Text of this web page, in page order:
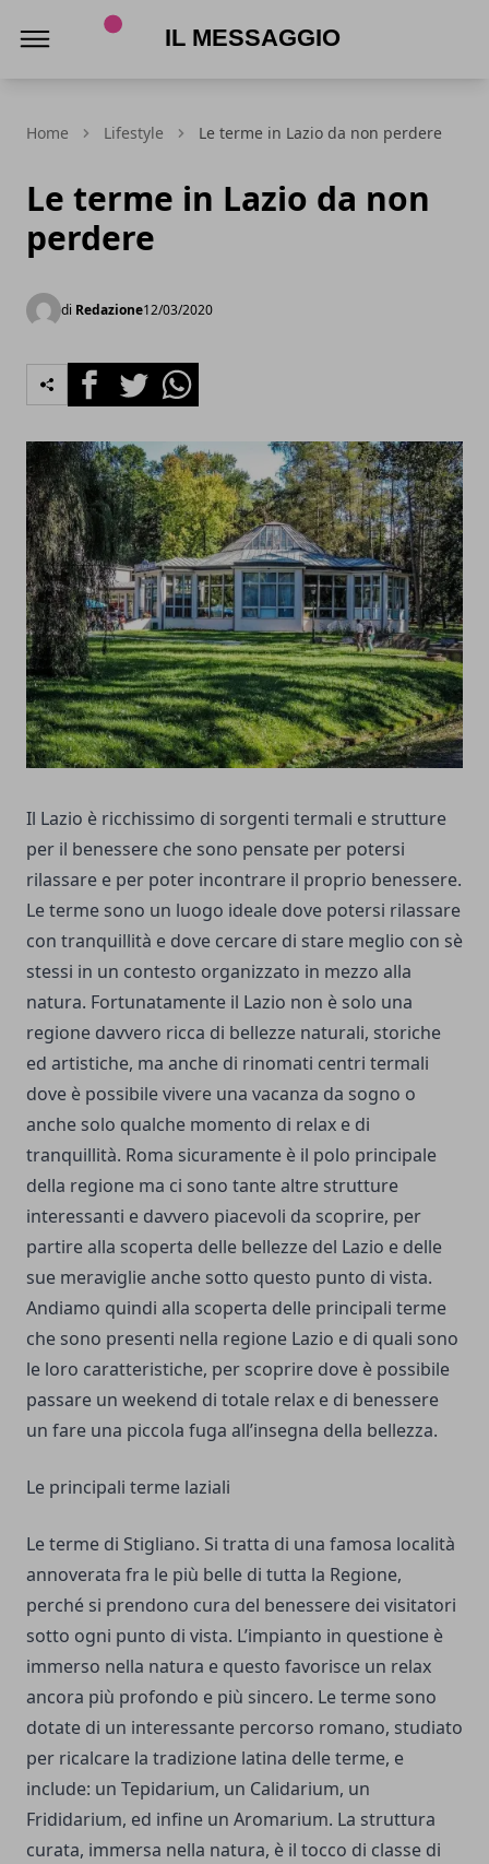
Home Lifestyle Le terme in Lazio da non perdere
Le terme in Lazio da non
perdere
di Redazione12/03/2020
FacebookTwitterWhatsapp
Il Lazio è ricchissimo di sorgenti termali e strutture
per il benessere che sono pensate per potersi
rilassare e per poter incontrare il proprio benessere.
Le terme sono un luogo ideale dove potersi rilassare
con tranquillità e dove cercare di stare meglio con sè
stessi in un contesto organizzato in mezzo alla
natura. Fortunatamente il Lazio non è solo una
regione davvero ricca di bellezze naturali, storiche
ed artistiche, ma anche di rinomati centri termali
dove è possibile vivere una vacanza da sogno o
anche solo qualche momento di relax e di
tranquillità. Roma sicuramente è il polo principale
della regione ma ci sono tante altre strutture
interessanti e davvero piacevoli da scoprire, per
partire alla scoperta delle bellezze del Lazio e delle
sue meraviglie anche sotto questo punto di vista.
Andiamo quindi alla scoperta delle principali terme
che sono presenti nella regione Lazio e di quali sono
le loro caratteristiche, per scoprire dove è possibile
passare un weekend di totale relax e di benessere
un fare una piccola fuga all’insegna della bellezza.
Le principali terme laziali
Le terme di Stigliano. Si tratta di una famosa località
annoverata fra le più belle di tutta la Regione,
perché si prendono cura del benessere dei visitatori
sotto ogni punto di vista. L’impianto in questione è
immerso nella natura e questo favorisce un relax
ancora più profondo e più sincero. Le terme sono
dotate di un interessante percorso romano, studiato
per ricalcare la tradizione latina delle terme, e
include: un Tepidarium, un Calidarium, un
Frididarium, ed infine un Aromarium. La struttura
curata, immersa nella natura, è il tocco di classe di